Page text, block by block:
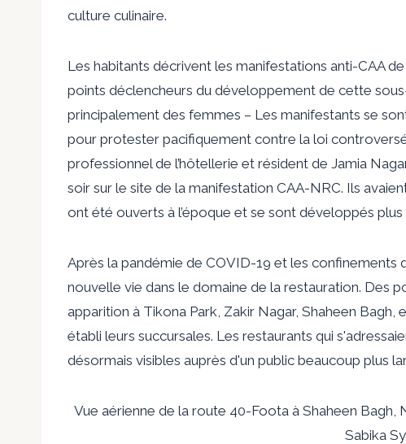
culture culinaire.
Les habitants décrivent les manifestations anti-CAA
points déclencheurs du développement de cette
principalement des femmes – Les manifestants se
pour protester pacifiquement contre la loi
professionnel de l’hôtellerie et résident de Jamia
soir sur le site de la manifestation CAA-NRC. Ils
ont été ouverts à l’époque et se sont développés plus
Après la pandémie de COVID-19 et les confinements
nouvelle vie dans le domaine de la restauration. Des
apparition à Tikona Park, Zakir Nagar, Shaheen
établi leurs succursales. Les restaurants qui
désormais visibles auprès d'un public beaucoup plus
Vue aérienne de la route 40-Foota à Shaheen
Sabika